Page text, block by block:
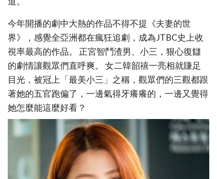
今年開播的劇中大熱的作品不得不提《夫妻的世
界》，感覺全亞洲都在瘋狂追劇，成為JTBC史上收
視率最高的作品。 正宮智鬥渣男、小三，狠心復讎
的劇情讓觀眾們直呼爽。 女二韓韶禧一亮相就賺足
目光，被冠上「最美小三」之稱，觀眾們的三觀都跟
著她的五官跑偏了，一邊氣得牙癢癢的，一邊又覺得
她怎麼能這麼好看？